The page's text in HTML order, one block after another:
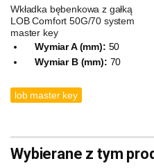
Wkładka bębenkowa z gałką
LOB Comfort 50G/70 system
master key
Wymiar A (mm): 50
Wymiar B (mm): 70
lob master key
Wybierane z tym